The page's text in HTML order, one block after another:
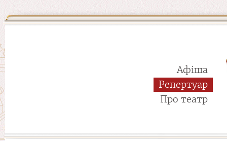
Афіша
Репертуар
Про театр